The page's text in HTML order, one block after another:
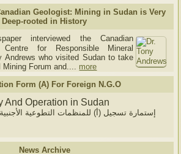
Geologist: Mining in Sudan is Very
Deep-rooted in History
interviewed the Canadian
for Responsible Mineral
Andrews who visited Sudan to take
Forum and.... more
Form (A) For Foreign N.G.O
And Operation in Sudan
إستمارة تسجيل (أ) للمنظمات التطوعية
News Archive